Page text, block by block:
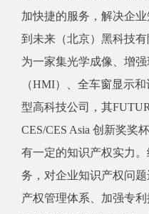
加快捷的服务 ，解决企
到未来（北京）黑科技
为一家集光学成像、增
（HMI）、全车窗显示
型高科技公司，其
CES/CES Asia 创新奖奖
有一定的知识产权实力 。
务，对企业知识产权问
产权管理体系、加强专